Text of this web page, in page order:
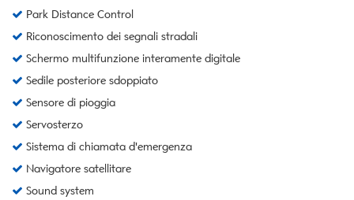
Park Distance Control
Riconoscimento dei segnali stradali
Schermo multifunzione interamente digitale
Sedile posteriore sdoppiato
Sensore di pioggia
Servosterzo
Sistema di chiamata d'emergenza
Navigatore satellitare
Sound system